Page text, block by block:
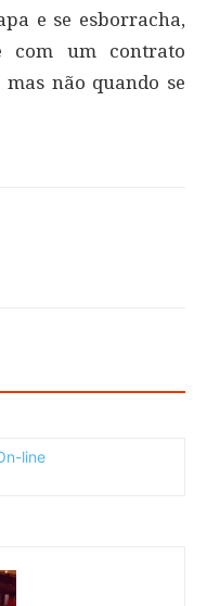
e se esborracha,
com um contrato
não quando se